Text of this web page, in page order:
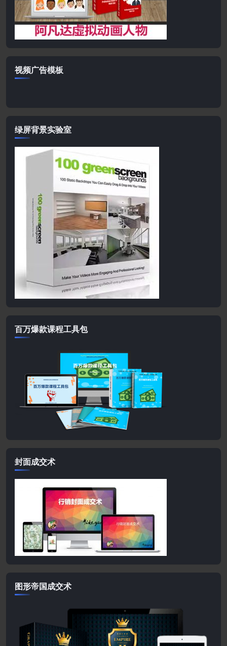
视频广告模板
绿屏背景实验室
百万爆款课程工具包
封面成交术
图形帝国成交术